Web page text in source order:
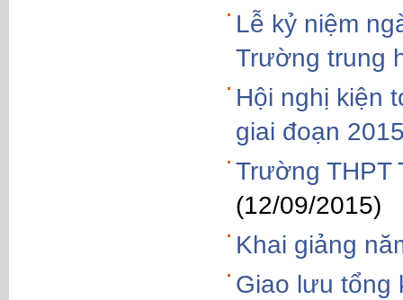
Lễ kỷ niệm
Trường trung
Hội nghị kiện
giai đoạn
Trường THPT
(12/09/2015)
Khai giảng
Giao lưu tổng